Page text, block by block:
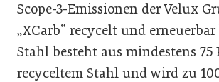
Scope-3-Emissionen der Velux
„XCarb“ recycelt und
Stahl besteht aus mindestens 75
recyceltem Stahl und wird zu